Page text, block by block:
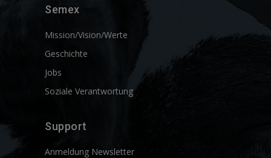
Semex
Mission/Vision/Werte
Geschichte
Jobs
Soziale Verantwortung
Support
Anmeldung Newsletter